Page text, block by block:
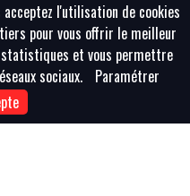
acceptez l'utilisation de cookies
pour vous offrir le meilleur
et vous permettre
sociaux.
Paramétrer